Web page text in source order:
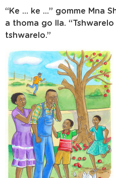
“Ke … ke …” gomme Mna
a thoma go lla. “Tshwarelo
tshwarelo.”